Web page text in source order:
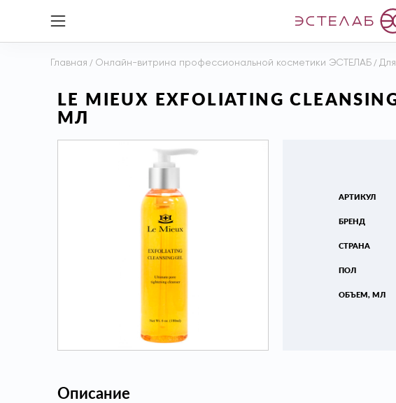
Главная / Онлайн-витрина профессиональной косметики ЭСТЕЛАБ /
LE MIEUX EXFOLIATING
МЛ
АРТИКУЛ
БРЕНД
СТРАНА
ПОЛ
ОБЪЕМ, МЛ
Описание